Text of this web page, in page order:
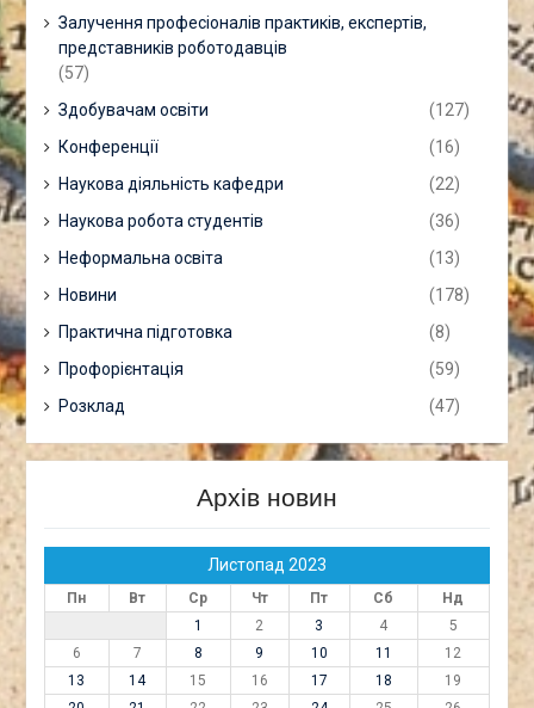
Залучення професіоналів практиків, експертів,
представників роботодавців
(57)
Здобувачам освіти
(127)
Конференції
(16)
Наукова діяльність кафедри
(22)
Наукова робота студентів
(36)
Неформальна освіта
(13)
Новини
(178)
Практична підготовка
(8)
Профорієнтація
(59)
Розклад
(47)
Архів новин
Листопад 2023
Пн Вт Ср Чт Пт Сб
Нд
1
2 3 4
5
6
7 8 9 10 11
12
13
14 15 16 17 18
19